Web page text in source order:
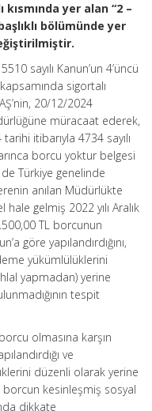
kısmında yer alan “2 –
bölümünde yer
sayılı Kanun’un 4’üncü
sigortalı
20/12/2024
müracaat ederek,
itibarıyla 4734 sayılı
borcu yoktur belgesi
Türkiye genelinde
anılan Müdürlükte
gelmiş 2022 yılı Aralık
TL borcunun
göre yapılandırdığını,
yükümlülüklerini
yapmadan) yerine
tespit
olmasına karşın
ve
düzenli olarak yerine
kesinleşmiş sosyal
dikkate